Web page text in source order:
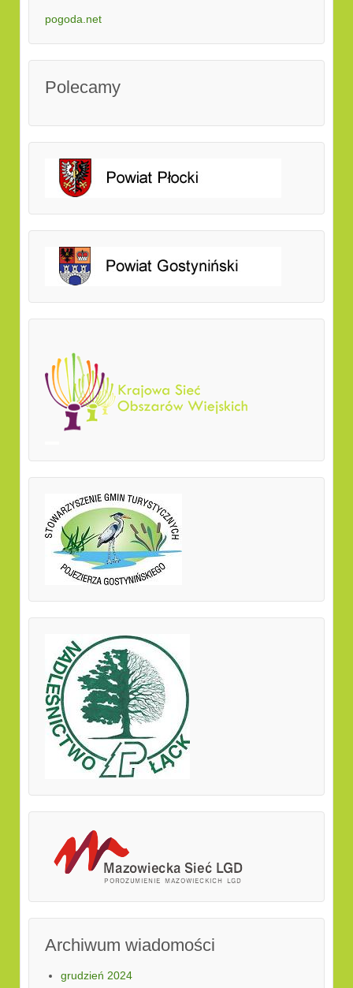
pogoda.net
Polecamy
Archiwum wiadomości
grudzień 2024